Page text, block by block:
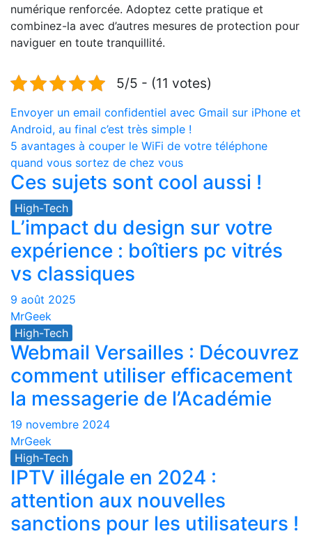
numérique renforcée. Adoptez cette pratique et
combinez-la avec d’autres mesures de protection pour
naviguer en toute tranquillité.
5/5 - (11 votes)
Navigation
de
l’article
Envoyer un email confidentiel avec Gmail sur iPhone et
Android, au final c’est très simple !
5 avantages à couper le WiFi de votre téléphone
quand vous sortez de chez vous
Ces sujets sont cool aussi !
High-Tech
L’impact du design sur votre
expérience : boîtiers pc vitrés
vs classiques
9 août 2025
MrGeek
High-Tech
Webmail Versailles : Découvrez
comment utiliser efficacement
la messagerie de l’Académie
19 novembre 2024
MrGeek
High-Tech
IPTV illégale en 2024 :
attention aux nouvelles
sanctions pour les utilisateurs !